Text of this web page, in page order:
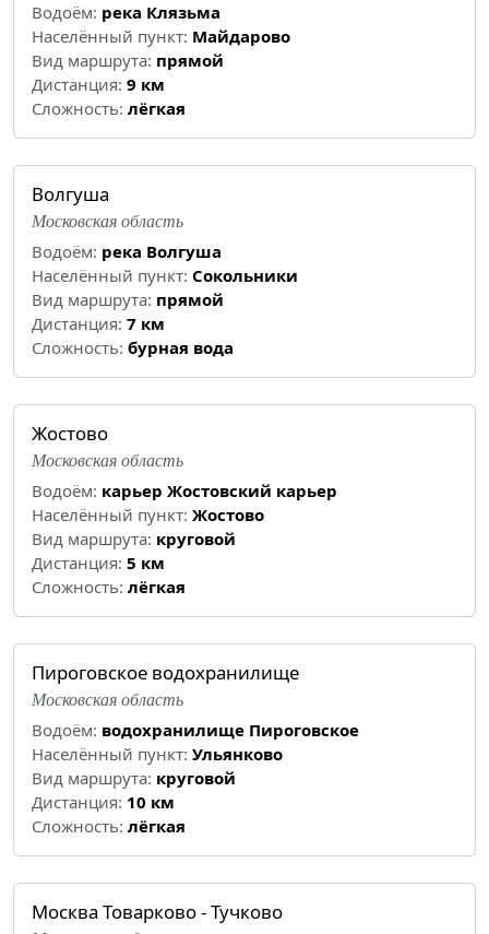
Водоём: река Клязьма
Населённый пункт: Майдарово
Вид маршрута: прямой
Дистанция: 9 км
Cложность: лёгкая
Волгуша
Московская область
Водоём: река Волгуша
Населённый пункт: Сокольники
Вид маршрута: прямой
Дистанция: 7 км
Cложность: бурная вода
Жостово
Московская область
Водоём: карьер Жостовский карьер
Населённый пункт: Жостово
Вид маршрута: круговой
Дистанция: 5 км
Cложность: лёгкая
Пироговское водохранилище
Московская область
Водоём: водохранилище Пироговское
Населённый пункт: Ульянково
Вид маршрута: круговой
Дистанция: 10 км
Cложность: лёгкая
Москва Товарково - Тучково